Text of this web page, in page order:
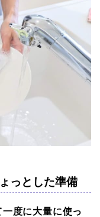
っとした準備
度に大量に使っ